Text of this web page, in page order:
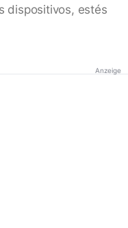
dispositivos, estés
Anzeige